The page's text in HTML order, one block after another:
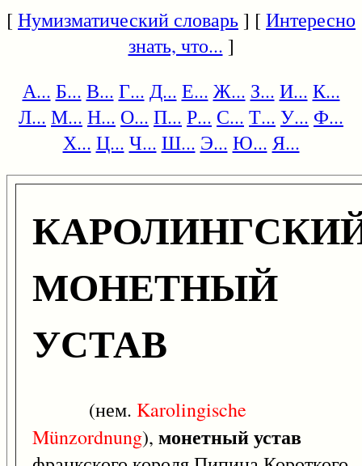
[Нумизматический словарь] [Интересно
знать, что... ]
А... Б... В... Г... Д... Е... Ж... З... И... К...
Л... М... Н... О... П... Р... С... Т... У... Ф...
Х... Ц... Ч... Ш... Э... Ю... Я...
МОНЕТНЫЙ
УСТАВ
(нем. Karolingische
Münzordnung), монетный устав